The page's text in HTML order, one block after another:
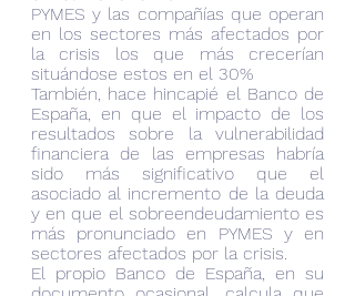
PYMES y las compañías que operan
en los sectores más afectados por
la crisis los que más crecerían
situándose estos en el 30%
También, hace hincapié el Banco de
España, en que el impacto de los
resultados sobre la vulnerabilidad
financiera de las empresas habría
sido más significativo que el
asociado al incremento de la deuda
y en que el sobreendeudamiento es
más pronunciado en PYMES y en
sectores afectados por la crisis.
El propio Banco de España, en su